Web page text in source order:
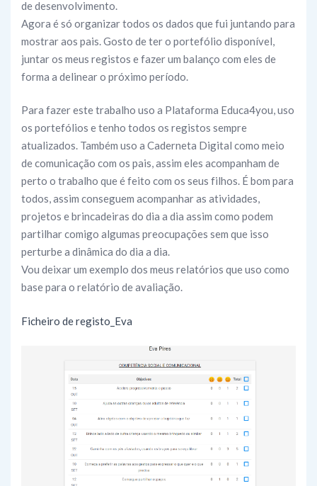
de desenvolvimento.
Agora é só organizar todos os dados que fui juntando para
mostrar aos pais. Gosto de ter o portefólio disponível,
juntar os meus registos e fazer um balanço com eles de
forma a delinear o próximo período.
Para fazer este trabalho uso a Plataforma Educa4you, uso
os portefólios e tenho todos os registos sempre
atualizados. Também uso a Caderneta Digital como meio
de comunicação com os pais, assim eles acompanham de
perto o trabalho que é feito com os seus filhos. É bom para
todos, assim conseguem acompanhar as atividades,
projetos e brincadeiras do dia a dia assim como podem
partilhar comigo algumas preocupações sem que isso
perturbe a dinâmica do dia a dia.
Vou deixar um exemplo dos meus relatórios que uso como
base para o relatório de avaliação.
Ficheiro de registo_Eva